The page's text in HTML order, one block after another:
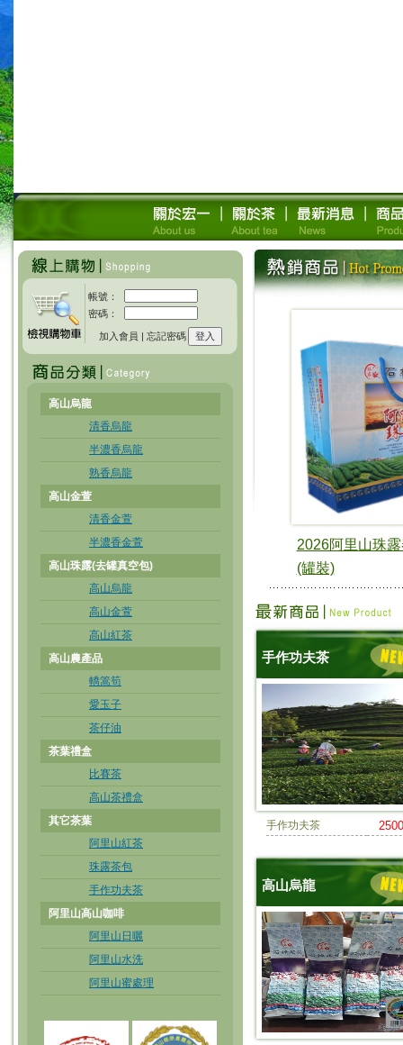
帳號：
密碼：
加入會員 | 忘記密碼
高山烏龍
清香烏龍
半濃香烏龍
熟香烏龍
高山金萱
清香金萱
半濃香金萱
高山珠露(去罐真空包)
高山烏龍
高山金萱
高山紅茶
高山農產品
轎篙筍
愛玉子
茶仔油
茶葉禮盒
比賽茶
高山茶禮盒
其它茶葉
阿里山紅茶
珠露茶包
手作功夫茶
阿里山高山咖啡
阿里山日曬
阿里山水洗
阿里山蜜處理
2026阿里山珠
(罐裝)
手作功夫茶
手作功夫茶
高山烏龍